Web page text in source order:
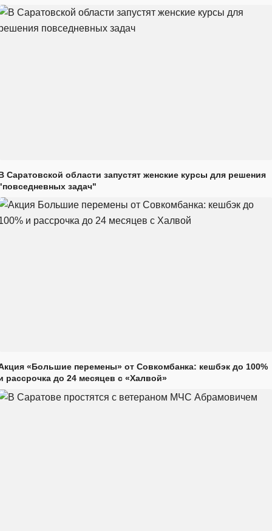
Саратовской области запустят женские курсы для решения
задач"
«Большие перемены» от Совкомбанка: кешбэк до 100%
рассрочка до 24 месяцев с «Халвой»